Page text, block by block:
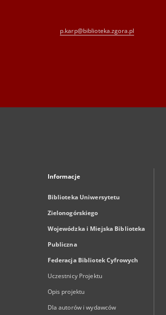
p.karp@biblioteka.zgora.pl
Informacje
Biblioteka Uniwersytetu
Zielonogórskiego
Wojewódzka i Miejska Biblioteka
Publiczna
Federacja Bibliotek Cyfrowych
Uczestnicy Projektu
Opis projektu
Dla autorów i wydawców